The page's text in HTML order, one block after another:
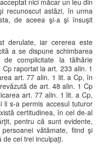
nici măcar un leu din
recunoscut astăzi, în urma
de aceea şi-a şi însuşit
derulate, iar cererea este
a se dispune schimbarea
de complicitate la tâlhărie
raportat la art. 233 alin. 1
art. 77 alin. 1 lit. a Cp, în
de art. 48 alin. 1 Cp
art. 77 alin. 1 lit. a Cp,
li s-a permis accesul tuturor
certitudinea, în cel de-al
pentru că sunt evidente,
vătămate, fiind şi
cei trei inculpaţi.